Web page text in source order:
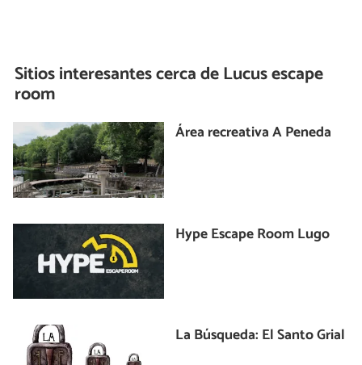
Sitios interesantes cerca deLucus escape
room
Área recreativa A Peneda
Hype Escape Room Lugo
La Búsqueda: El Santo Grial